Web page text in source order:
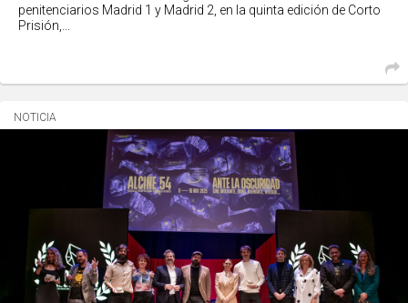
penitenciarios Madrid 1 y Madrid 2, en la quinta edición de Corto
Prisión,...
NOTICIA